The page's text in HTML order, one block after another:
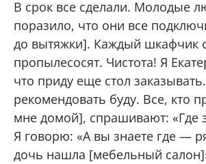
В срок все сделали. Молодые
поразило, что они все
до вытяжки]. Каждый шкафчик
пропылесосят. Чистота! Я
что приду еще стол
рекомендовать буду. Все, кто
мне домой], спрашивают: «Где
Я говорю: «А вы знаете где —
дочь нашла [мебельный